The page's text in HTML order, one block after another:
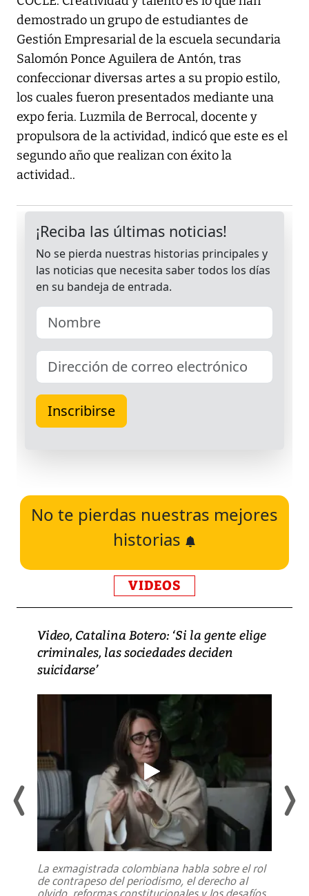
demostrado un grupo de estudiantes de
Gestión Empresarial de la escuela secundaria
Salomón Ponce Aguilera de Antón, tras
confeccionar diversas artes a su propio estilo,
los cuales fueron presentados mediante una
expo feria. Luzmila de Berrocal, docente y
propulsora de la actividad, indicó que este es el
segundo año que realizan con éxito la
actividad..
No te pierdas nuestras mejores
historias
VIDEOS
Video, Catalina Botero: ‘Si la gente elige
criminales, las sociedades deciden
suicidarse’
La exmagistrada colombiana habla sobre el rol
de contrapeso del periodismo, el derecho al
olvido, reformas constitucionales y los desafíos